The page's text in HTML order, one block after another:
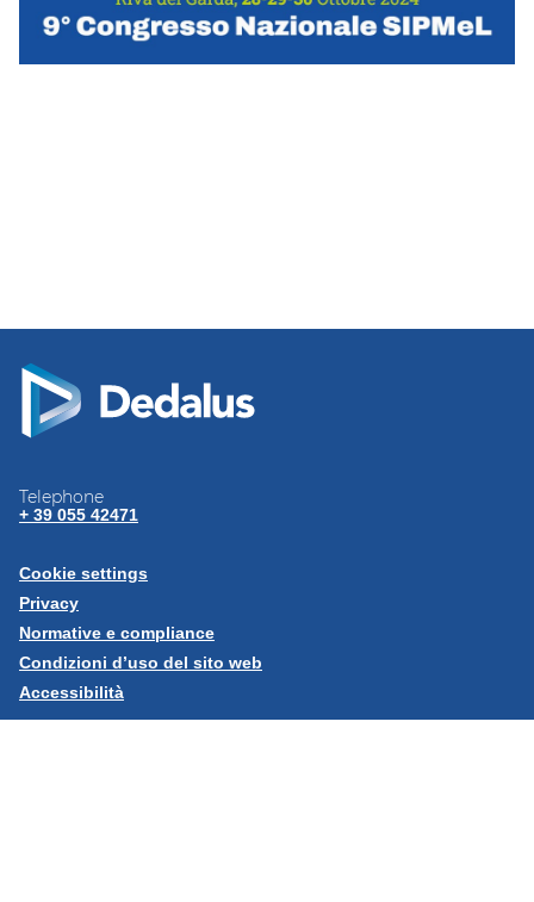
Telephone
+ 39 055 42471
Cookie settings
Privacy
Normative e compliance
Condizioni d’uso del sito web
Accessibilità